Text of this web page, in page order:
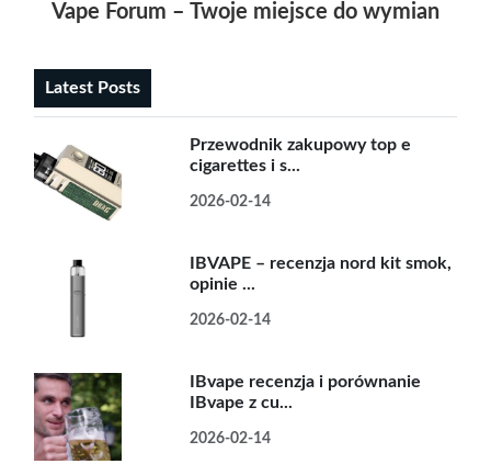
Vape Forum – Twoje miejsce do wymiany
Latest Posts
Przewodnik zakupowy top e
cigarettes i s...
2026-02-14
IBVAPE – recenzja nord kit smok,
opinie ...
2026-02-14
IBvape recenzja i porównanie
IBvape z cu...
2026-02-14